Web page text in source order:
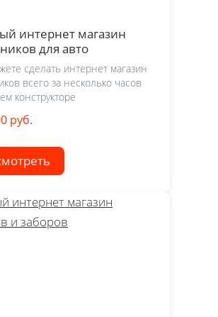
интернет магазин
для авто
сделать интернет магазин
всего за несколько часов
конструкторе
руб.